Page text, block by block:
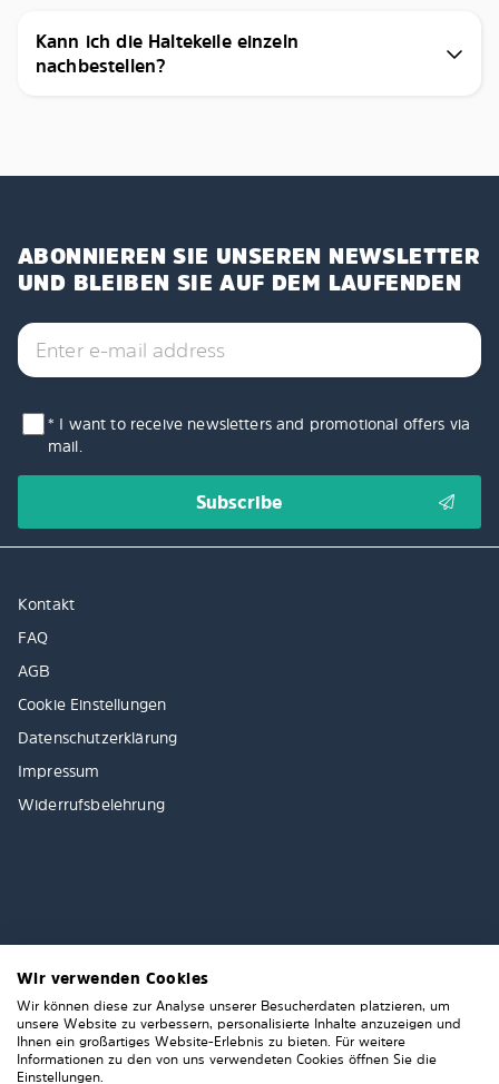
Kann ich die Haltekeile einzeln
nachbestellen?
ABONNIEREN SIE UNSEREN NEWSLETTER
UND BLEIBEN SIE AUF DEM LAUFENDEN
* I want to receive newsletters and promotional offers via
mail.
Kontakt
FAQ
AGB
Cookie Einstellungen
Datenschutzerklärung
Impressum
Widerrufsbelehrung
Wir verwenden Cookies
Wir können diese zur Analyse unserer Besucherdaten platzieren, um
unsere Website zu verbessern, personalisierte Inhalte anzuzeigen und
Ihnen ein großartiges Website-Erlebnis zu bieten. Für weitere
Informationen zu den von uns verwendeten Cookies öffnen Sie die
Einstellungen.